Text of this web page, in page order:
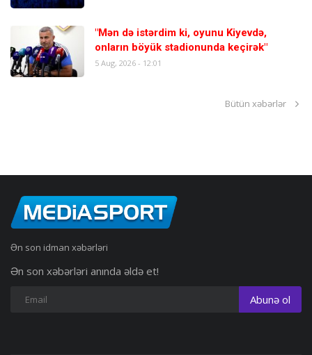
"Mən də istərdim ki, oyunu Kiyevdə,
onların böyük stadionunda keçirək"
5 Aug, 2026 - 12:01
Bütün xəbərlər
Ən son idman xəbərləri
Ən son xəbərləri anında əldə et!
Abunə ol